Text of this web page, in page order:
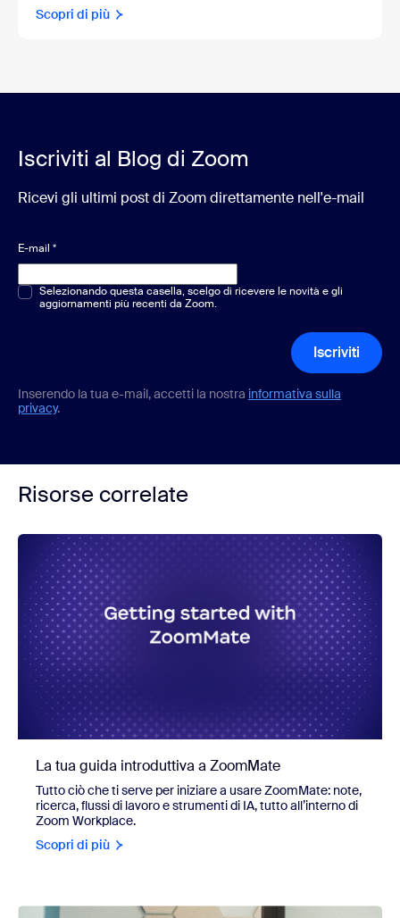
Scopri di più
Iscriviti al Blog di Zoom
Ricevi gli ultimi post di Zoom direttamente nell'e-mail
E-mail *
Scelta multipla o singola*
Selezionando questa casella, scelgo di ricevere le novità e gli
aggiornamenti più recenti da Zoom.
Iscriviti
Inserendo la tua e-mail, accetti la nostra informativa sulla
privacy.
Risorse correlate
La tua guida introduttiva a ZoomMate
Tutto ciò che ti serve per iniziare a usare ZoomMate: note,
ricerca, flussi di lavoro e strumenti di IA, tutto all’interno di
Zoom Workplace.
Scopri di più